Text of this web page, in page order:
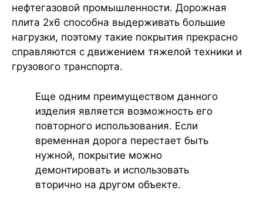
нефтегазовой промышленности. Дорожная
плита 2х6 способна выдерживать большие
нагрузки, поэтому такие покрытия прекрасно
справляются с движением тяжелой техники и
грузового транспорта.
Еще одним преимуществом данного
изделия является возможность его
повторного использования. Если
временная дорога перестает быть
нужной, покрытие можно
демонтировать и использовать
вторично на другом объекте.